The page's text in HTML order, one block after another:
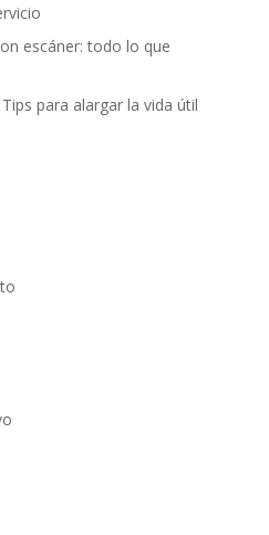
escáner: todo lo que
para alargar la vida útil